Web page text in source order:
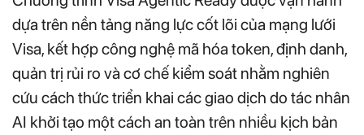
dựa trên nền tảng năng lực cốt lõi của mạng lưới
Visa, kết hợp công nghệ mã hóa token, định danh,
quản trị rủi ro và cơ chế kiểm soát nhằm nghiên
cứu cách thức triển khai các giao dịch do tác nhân
AI khởi tạo một cách an toàn trên nhiều kịch bản